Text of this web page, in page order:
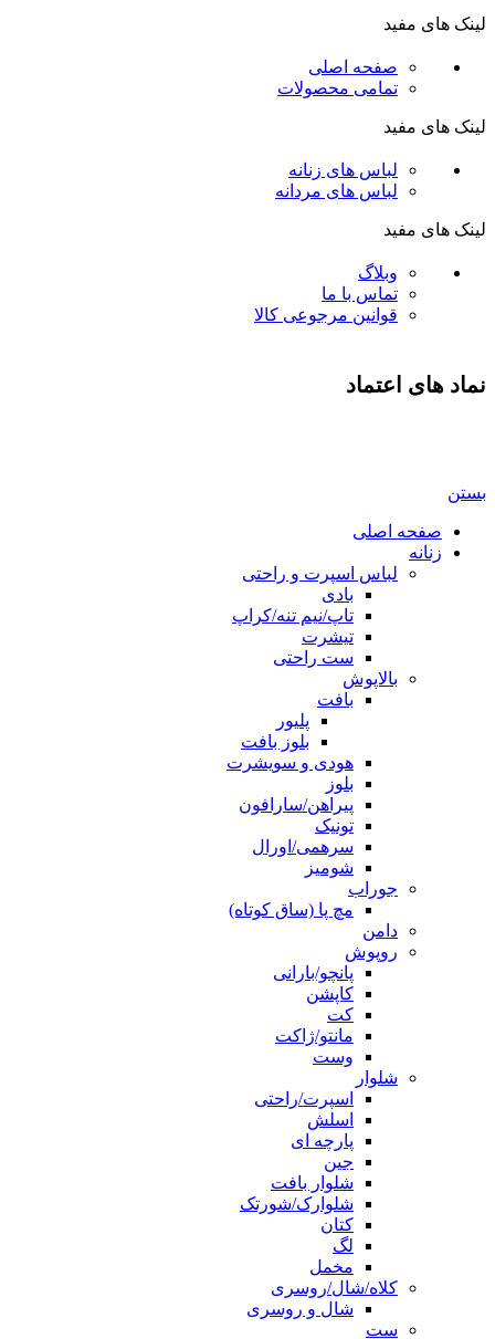
لینک های مفید
صفحه اصلی
تمامی محصولات
لینک های مفید
لباس های زنانه
لباس های مردانه
لینک های مفید
وبلاگ
تماس با ما
قوانین مرجوعی کالا
نماد های اعتماد
بستن
صفحه اصلی
زنانه
لباس اسپرت و راحتی
بادی
تاپ/نیم تنه/کراپ
تیشرت
ست راحتی
بالاپوش
بافت
پلیور
بلوز بافت
هودی و سویشرت
بلوز
پیراهن/سارافون
تونیک
سرهمی/اورال
شومیز
جوراب
مچ پا (ساق کوتاه)
دامن
روپوش
پانچو/بارانی
کاپشن
کت
مانتو/ژاکت
وست
شلوار
اسپرت/راحتی
اسلش
پارچه ای
جین
شلوار بافت
شلوارک/شورتک
کتان
لگ
مخمل
کلاه/شال/روسری
شال و روسری
ست